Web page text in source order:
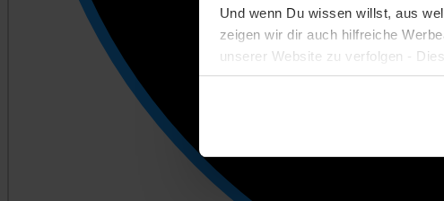
Und wenn Du wissen willst, aus
zeigen wir dir auch hilfreiche
unserer Website zu verfolgen -
Entscheidest du dich für